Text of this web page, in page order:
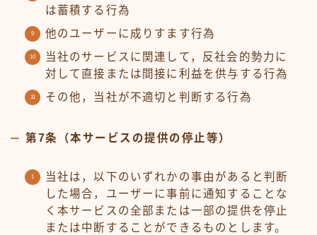
は蓄積する行為
他のユーザーに成りすます行為
当社のサービスに関連して，反社会的勢力に
対して直接または間接に利益を供与する行為
その他，当社が不適切と判断する行為
第7条（本サービスの提供の停止等）
当社は，以下のいずれかの事由があると判断
した場合，ユーザーに事前に通知することな
く本サービスの全部または一部の提供を停止
または中断することができるものとします。